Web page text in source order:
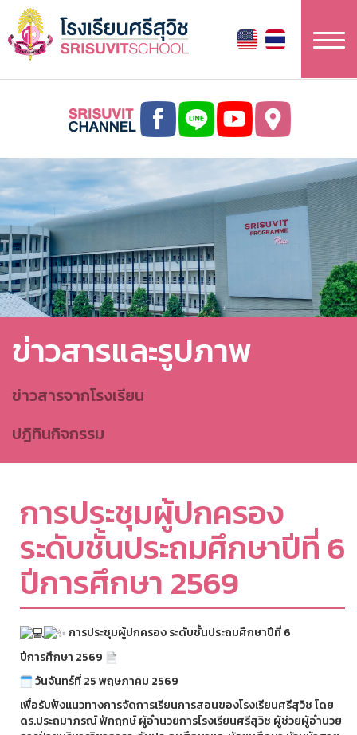
ยัง
เนื้อหา
ข่าวสารและรูปภาพ
ข่าวสารจากโรงเรียน
ปฎิทินกิจกรรม
การประชุมผู้ปกครอง
ระดับชั้นประถมศึกษาปีที่ 6
ปีการศึกษา 2569
การประชุมผู้ปกครอง ระดับชั้นประถมศึกษาปีที่ 6
ปีการศึกษา 2569
วันจันทร์ที่ 25 พฤษภาคม 2569
เพื่อรับฟังแนวทางการจัดการเรียนการสอนของโรงเรียนศรีสุวิช โดย
ดร.ประถมาภรณ์ ฟักฤกษ์ ผู้อำนวยการโรงเรียนศรีสุวิช ผู้ช่วยผู้อำนวย